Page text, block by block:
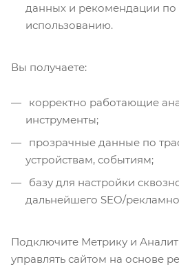
данных и рекомендации
использованию.
Вы получаете:
корректно работающие
инструменты;
прозрачные данные по
устройствам, событиям;
базу для настройки
дальнейшего SEO/
Подключите Метрику и
управлять сайтом на основе